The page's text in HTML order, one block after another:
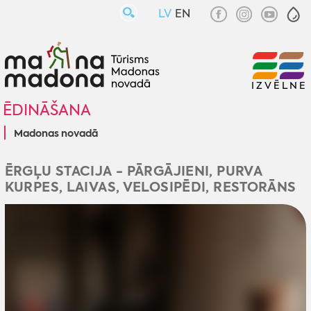
LV EN
ĒDINĀŠANA
Madonas novadā
IZVĒLNE
ĒRGĻU STACIJA - PĀRGĀJIENI, PURVA
KURPES, LAIVAS, VELOSIPĒDI, RESTORĀNS